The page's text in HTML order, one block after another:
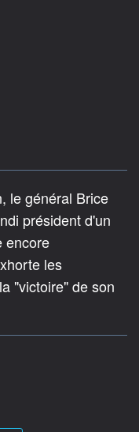
le général Brice
président d'un
encore
les
"victoire" de son